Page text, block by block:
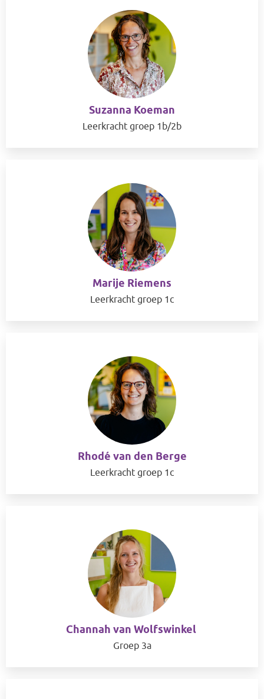
Suzanna Koeman
Leerkracht groep 1b/2b
Marije Riemens
Leerkracht groep 1c
Rhodé van den Berge
Leerkracht groep 1c
Channah van Wolfswinkel
Groep 3a